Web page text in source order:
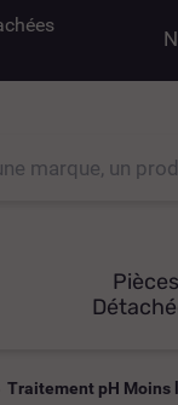
Pièces
Traitement pH Moins